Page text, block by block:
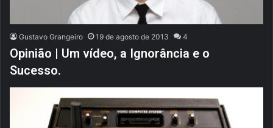
Gustavo Grangeiro 19 de agosto de 2013 4
Opinião | Um vídeo, a Ignorância e o
Sucesso.